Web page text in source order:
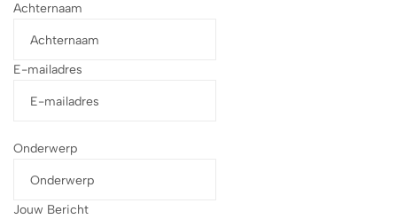
Achternaam
E-mailadres
Onderwerp
Jouw Bericht